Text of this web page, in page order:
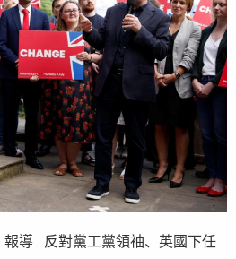
導 反對黨工黨領袖、英國下任